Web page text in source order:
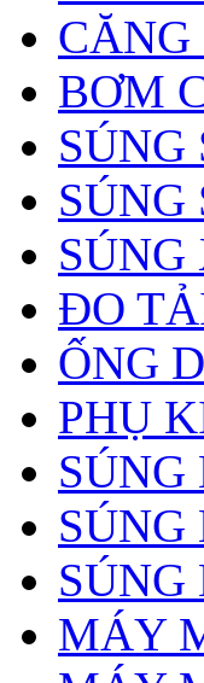
BƠM
SÚNG
ĐO
ỐNG
PHỤ
MÁY